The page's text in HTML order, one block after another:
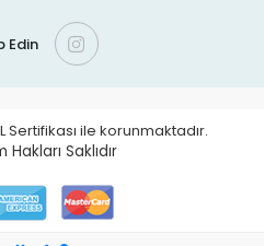
Edin
Sertifikası ile korunmaktadır.
Hakları Saklıdır